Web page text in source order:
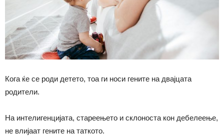
Кога ќе се роди детето, тоа ги носи гените на двајцата
родители.
На интелигенцијата, стареењето и склоноста кон дебелеење,
не влијаат гените на таткото.